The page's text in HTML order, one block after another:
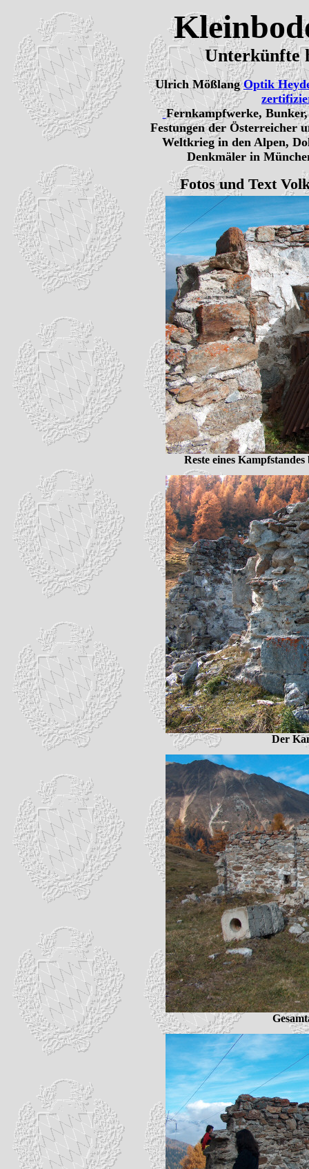
Unterkünfte
Ulrich MößlangOptik
Fernkampfwerke,
Festungen der Österreicher
Weltkrieg in den Alpen,
Denkmäler in
Fotos und Text
Reste eines
Der